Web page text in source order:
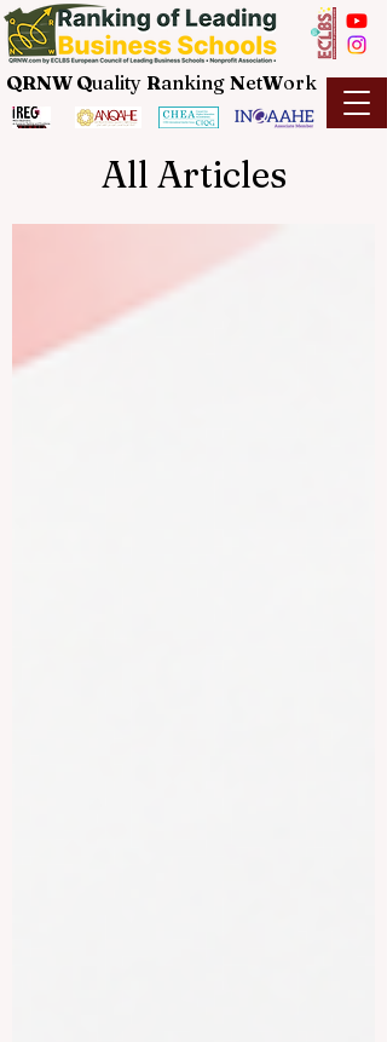
QRNW Quality Ranking NetWork
All Articles